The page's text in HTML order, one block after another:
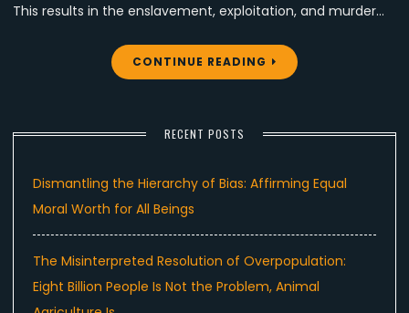
This results in the enslavement, exploitation, and murder…
CONTINUE READING
RECENT POSTS
Dismantling the Hierarchy of Bias: Affirming Equal
Moral Worth for All Beings
The Misinterpreted Resolution of Overpopulation:
Eight Billion People Is Not the Problem, Animal